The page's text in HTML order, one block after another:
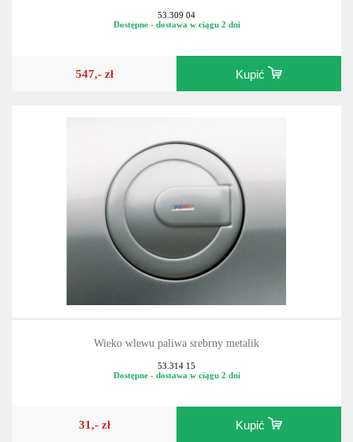
53.309 04
Dostępne - dostawa w ciągu 2 dni
547,- zł Kupić
Wieko wlewu paliwa srebrny metalik
53.314 15
Dostępne - dostawa w ciągu 2 dni
31,- zł Kupić